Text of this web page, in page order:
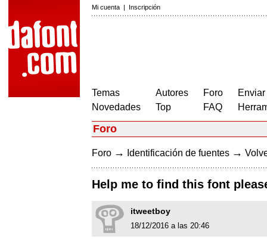
Mi cuenta | Inscripción
Temas
Novedades
Autores
Top
Foro
FAQ
Foro
Foro → Identificación de fuentes →
Help me to find this font
itweetboy
18/12/2016 a las 20:46